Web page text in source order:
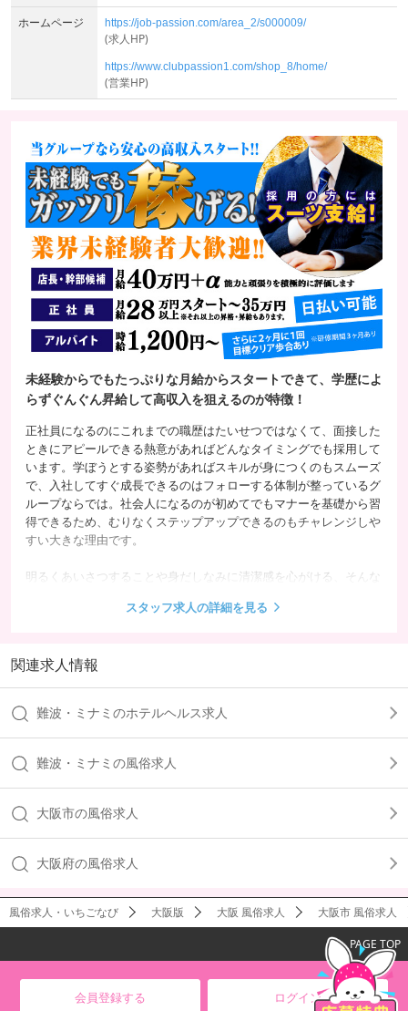
ホームページ https://job-passion.com/area_2/s000009/
(求人HP)
https://www.clubpassion1.com/shop_8/home/
(営業HP)
未経験からでもたっぷりな月給からスタートできて、学歴によ
らずぐんぐん昇給して高収入を狙えるのが特徴！
正社員になるのにこれまでの職歴はたいせつではなくて、面接した
ときにアピールできる熱意があればどんなタイミングでも採用して
います。学ぼうとする姿勢があればスキルが身につくのもスムーズ
で、入社してすぐ成長できるのはフォローする体制が整っているグ
ループならでは。社会人になるのが初めてでもマナーを基礎から習
得できるため、むりなくステップアップできるのもチャレンジしや
すい大きな理由です。
明るくあいさつすることや身だしなみに清潔感を心がける、そんな
すんなりつかめます。さらに能力を高めていくとどんどん出世して
ずきちんと評価しているため、若手でも実力によって高収入を目指
せてやりがいにつながるのが魅力的なところです。
スタッフ求人の詳細を見る
関連求人情報
難波・ミナミのホテルヘルス求人
難波・ミナミの風俗求人
大阪市の風俗求人
大阪府の風俗求人
風俗求人・いちごなび 大阪版 大阪 風俗求人 大阪市 風俗求人
PAGE TOP
会員登録する ログイン